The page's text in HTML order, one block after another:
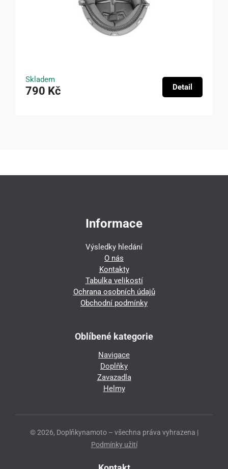
Skladem
790 Kč Detail
Informace
Výsledky hledání
O nás
Kontakty
Tabulka velikostí
Ochrana osobních údajů
Obchodní podmínky
Oblíbené kategorie
Navigace
Doplňky
Zavazadla
Helmy
© 2026, Doplňkynamoto – všechna práva vyhrazena |
Podmínky užití